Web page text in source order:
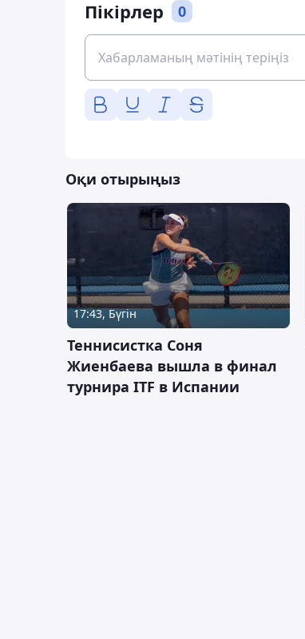
Пікірлер 0
Оқи отырыңыз
17:43, Бүгін
Теннисистка Соня
Жиенбаева вышла в финал
турнира ITF в Испании